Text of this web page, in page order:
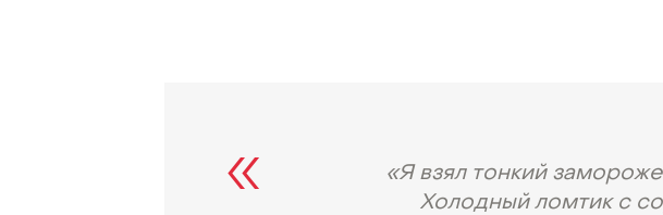
«Я взял тонкий
Холодный ломтик с